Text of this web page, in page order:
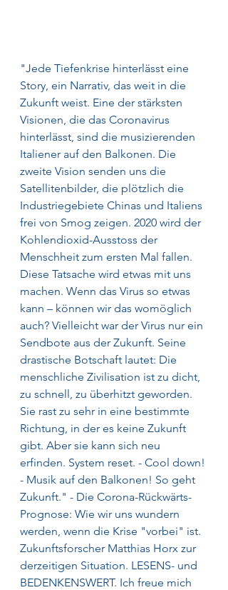
"Jede Tiefenkrise hinterlässt eine
Story, ein Narrativ, das weit in die
Zukunft weist. Eine der stärksten
Visionen, die das Coronavirus
hinterlässt, sind die musizierenden
Italiener auf den Balkonen. Die
zweite Vision senden uns die
Satellitenbilder, die plötzlich die
Industriegebiete Chinas und Italiens
frei von Smog zeigen. 2020 wird der
Kohlendioxid-Ausstoss der
Menschheit zum ersten Mal fallen.
Diese Tatsache wird etwas mit uns
machen. Wenn das Virus so etwas
kann – können wir das womöglich
auch? Vielleicht war der Virus nur ein
Sendbote aus der Zukunft. Seine
drastische Botschaft lautet: Die
menschliche Zivilisation ist zu dicht,
zu schnell, zu überhitzt geworden.
Sie rast zu sehr in eine bestimmte
Richtung, in der es keine Zukunft
gibt. Aber sie kann sich neu
erfinden. System reset. - Cool down!
- Musik auf den Balkonen! So geht
Zukunft." - Die Corona-Rückwärts-
Prognose: Wie wir uns wundern
werden, wenn die Krise "vorbei" ist.
Zukunftsforscher Matthias Horx zur
derzeitigen Situation. LESENS- und
BEDENKENSWERT. Ich freue mich